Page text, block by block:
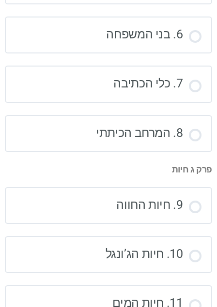
6. בני המשפחה
7. כלי הכתיבה
8. המרחב הכיתתי
פרק ג חיות
9. חיות החווה
10. חיות הג’ונגל
11. חיות המים